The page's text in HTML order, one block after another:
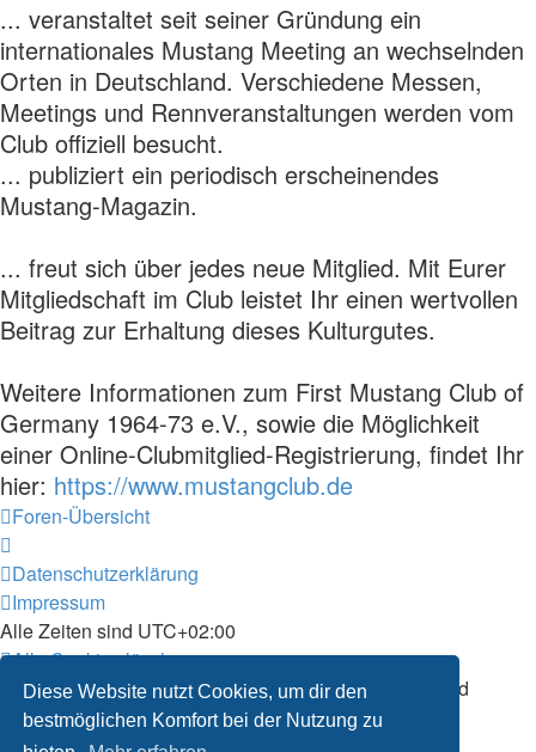
Diese Website nutzt Cookies, um dir den
bestmöglichen Komfort bei der Nutzung zu
... veranstaltet seit seiner Gründung ein
internationales Mustang Meeting an wechselnden
Orten in Deutschland. Verschiedene Messen,
Meetings und Rennveranstaltungen werden vom
Club offiziell besucht.
... publiziert ein periodisch erscheinendes
Mustang-Magazin.
... freut sich über jedes neue Mitglied. Mit Eurer
Mitgliedschaft im Club leistet Ihr einen wertvollen
Beitrag zur Erhaltung dieses Kulturgutes.
Weitere Informationen zum First Mustang Club of
Germany 1964-73 e.V., sowie die Möglichkeit
einer Online-Clubmitglied-Registrierung, findet Ihr
hier: https://www.mustangclub.de
Foren-Übersicht
Datenschutzerklärung
Impressum
Alle Zeiten sind UTC+02:00
Alle Cookies löschen
Powered byphpBB® Forum Software © phpBB Limited
Deutsche Übersetzung durch phpBB.de
Datenschutz|Nutzungsbedingungen